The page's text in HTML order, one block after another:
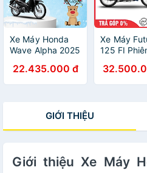
Xe Máy Honda
Wave Alpha 2025
Biệt
22.435.000 đ
Xe Máy
125 FI
GIỚI THIỆU
Giới thiệu Xe Máy